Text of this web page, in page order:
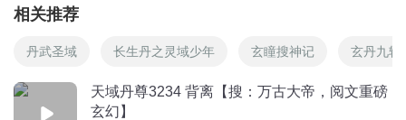
相关推荐
丹武圣域 长生丹之灵域少年 玄瞳搜神记 玄丹九转
天域丹尊3234 背离【搜：万古大帝，阅文重磅
玄幻】